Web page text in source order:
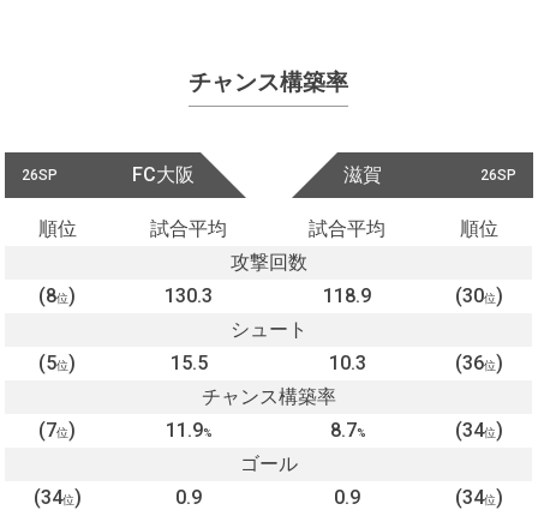
チャンス構築率
26SP FC大阪 26SP
滋賀
順位 試合平均 試合平均
順位
攻撃回数
(8位) 130.3 118.9 (30位)
シュート
(5位) 15.5 10.3 (36位)
チャンス構築率
(7位) 11.9% 8.7% (34位)
ゴール
(34位) 0.9 0.9 (34位)